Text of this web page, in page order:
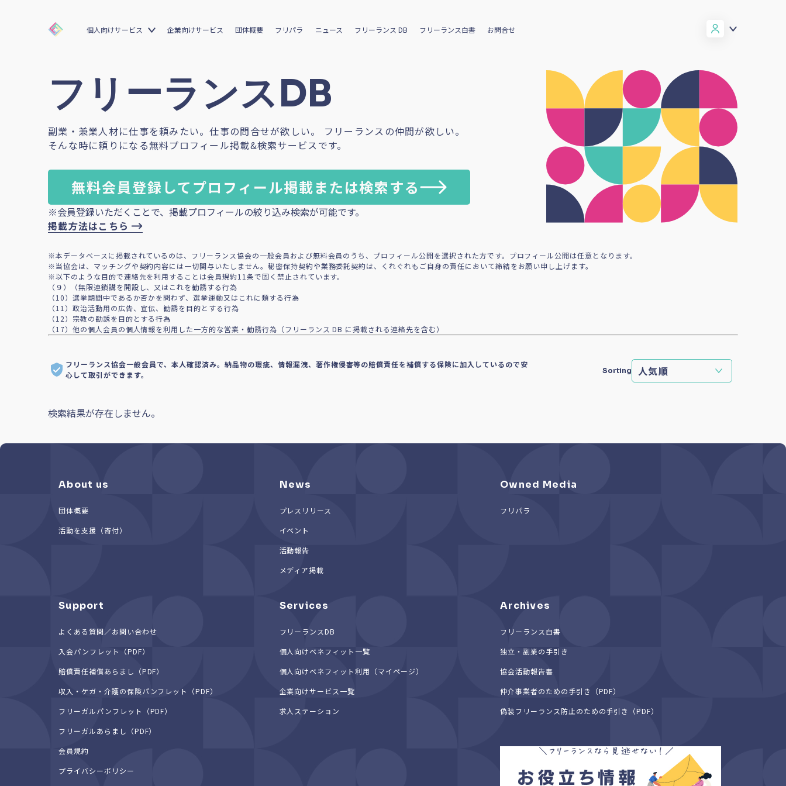
個人向けサービス 企業向けサービス 団体概要 フリパラ ニュース フリーランス DB フリーランス白書 お問合せ
フリーランスDB
副業・兼業人材に仕事を頼みたい。仕事の問合せが欲しい。 フリーランスの仲間が欲しい。
そんな時に頼りになる無料プロフィール掲載&検索サービスです。
無料会員登録してプロフィール掲載または検索する
※会員登録いただくことで、掲載プロフィールの絞り込み検索が可能です。
掲載方法はこちら
※本データベースに掲載されているのは、フリーランス協会の一般会員および無料会員のうち、プロフィール公開を選択された方です。プロフィール公開は任意となります。
※当協会は、マッチングや契約内容には一切関与いたしません。秘密保持契約や業務委託契約は、くれぐれもご自身の責任において締結をお願い申し上げます。
※以下のような目的で連絡先を利用することは会員規約11条で固く禁止されています。
（９）（無限連鎖講を開設し、又はこれを勧誘する行為
（10）選挙期間中であるか否かを問わず、選挙運動又はこれに類する行為
（11）政治活動用の広告、宣伝、勧誘を目的とする行為
（12）宗教の勧誘を目的とする行為
（17）他の個人会員の個人情報を利用した一方的な営業・勧誘行為（フリーランス DB に掲載される連絡先を含む）
フリーランス協会一般会員で、本人確認済み。納品物の瑕疵、情報漏洩、著作権侵害等の賠償責任を補償する保険に加入しているので安
心して取引ができます。
Sorting
検索結果が存在しません。
About us
団体概要
活動を支援（寄付）
News
プレスリリース
イベント
活動報告
メディア掲載
Owned Media
フリパラ
Support
よくある質問／お問い合わせ
入会パンフレット（PDF）
賠償責任補償あらまし（PDF）
収入・ケガ・介護の保険パンフレット（PDF）
フリーガルパンフレット（PDF）
フリーガルあらまし（PDF）
会員規約
プライバシーポリシー
Services
フリーランスDB
個人向けベネフィット一覧
個人向けベネフィット利用（マイページ）
企業向けサービス一覧
求人ステーション
Archives
フリーランス白書
独立・副業の手引き
協会活動報告書
仲介事業者のための手引き（PDF）
偽装フリーランス防止のための手引き（PDF）